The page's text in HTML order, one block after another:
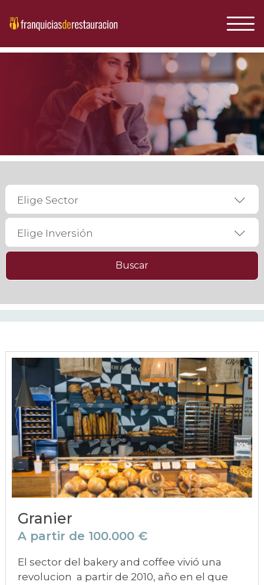
Elige Sector
Elige Inversión
Buscar
Granier
A partir de 100.000 €
El sector del bakery and coffee vivió una
revolucion a partir de 2010, año en el que